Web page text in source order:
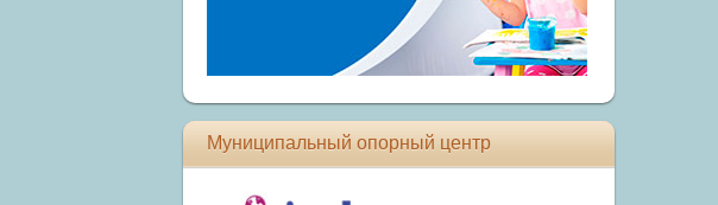
Муниципальный опорный центр